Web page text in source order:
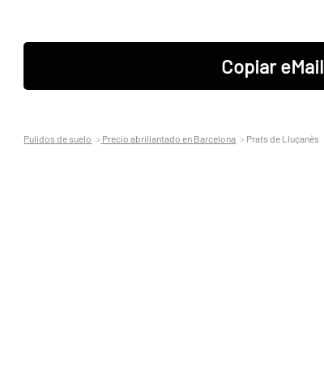
Copiar eMail
Pulidos de suelo Precio abrillantado en Barcelona Prats de Lluçanès